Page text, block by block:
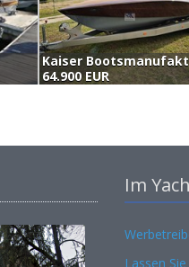
64.900 EUR
Im
Lassen